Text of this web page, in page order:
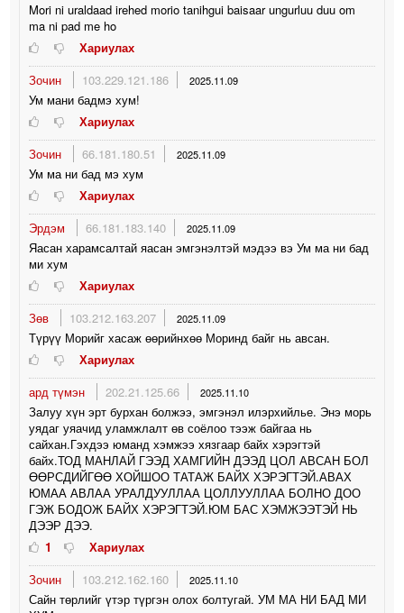
Mori ni uraldaad irehed morio tanihgui baisaar ungurluu duu om
ma ni pad me ho
Хариулах
Зочин
103.229.121.186 2025.11.09
Ум мани бадмэ хум!
Хариулах
Зочин
66.181.180.51 2025.11.09
Ум ма ни бад мэ хум
Хариулах
Эрдэм
66.181.183.140 2025.11.09
Яасан харамсалтай яасан эмгэнэлтэй мэдээ вэ Ум ма ни бад
ми хум
Хариулах
Зөв
103.212.163.207 2025.11.09
Түрүү Морийг хасаж өөрийнхөө Моринд байг нь авсан.
Хариулах
ард түмэн
202.21.125.66 2025.11.10
Залуу хүн эрт бурхан болжээ, эмгэнэл илэрхийлье. Энэ морь
уядаг уяачид уламжлалт өв соёлоо тээж байгаа нь
сайхан.Гэхдээ юманд хэмжээ хязгаар байх хэрэгтэй
байх.ТОД МАНЛАЙ ГЭЭД ХАМГИЙН ДЭЭД ЦОЛ АВСАН БОЛ
ӨӨРСДИЙГӨӨ ХОЙШОО ТАТАЖ БАЙХ ХЭРЭГТЭЙ.АВАХ
ЮМАА АВЛАА УРАЛДУУЛЛАА ЦОЛЛУУЛЛАА БОЛНО ДОО
ГЭЖ БОДОЖ БАЙХ ХЭРЭГТЭЙ.ЮМ БАС ХЭМЖЭЭТЭЙ НЬ
ДЭЭР ДЭЭ.
1
Хариулах
Зочин
103.212.162.160 2025.11.10
Сайн төрлийг үтэр түргэн олох болтугай. УМ МА НИ БАД МИ